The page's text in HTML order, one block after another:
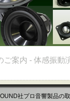
ご案内 - 体感振動
社プロ音響製品の